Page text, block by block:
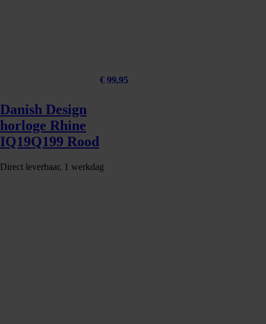
€ 99,95
Danish Design
horloge Rhine
IQ19Q199 Rood
Direct leverbaar, 1 werkdag